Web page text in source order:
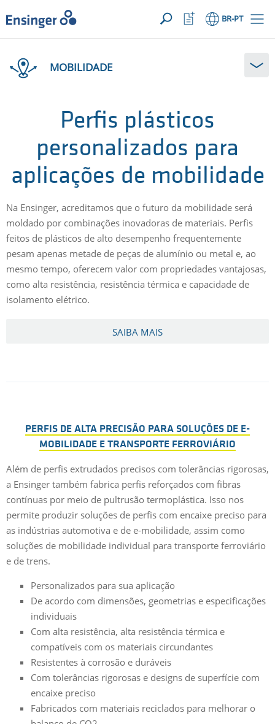
SUA SOLICITAÇÃO ({{productCount}} Products)
ABRIR
Início BR-PT
Abrir
lista
de
podemos
MOBILIDADE
Perfis plásticos
personalizados para
aplicações de mobilidade
Na Ensinger, acreditamos que o futuro da mobilidade será
moldado por combinações inovadoras de materiais. Perfis
feitos de plásticos de alto desempenho frequentemente
pesam apenas metade de peças de alumínio ou metal e, ao
mesmo tempo, oferecem valor com propriedades vantajosas,
como alta resistência, resistência térmica e capacidade de
isolamento elétrico.
SAIBA MAIS
PERFIS DE ALTA PRECISÃO PARA SOLUÇÕES DE E-
MOBILIDADE E TRANSPORTE FERROVIÁRIO
Além de perfis extrudados precisos com tolerâncias rigorosas,
a Ensinger também fabrica perfis reforçados com fibras
contínuas por meio de pultrusão termoplástica. Isso nos
permite produzir soluções de perfis com encaixe preciso para
as indústrias automotiva e de e-mobilidade, assim como
soluções de mobilidade individual para transporte ferroviário
e de trens.
Personalizados para sua aplicação
De acordo com dimensões, geometrias e especificações
individuais
Com alta resistência, alta resistência térmica e
compatíveis com os materiais circundantes
Resistentes à corrosão e duráveis
Com tolerâncias rigorosas e designs de superfície com
encaixe preciso
Fabricados com materiais reciclados para melhorar o